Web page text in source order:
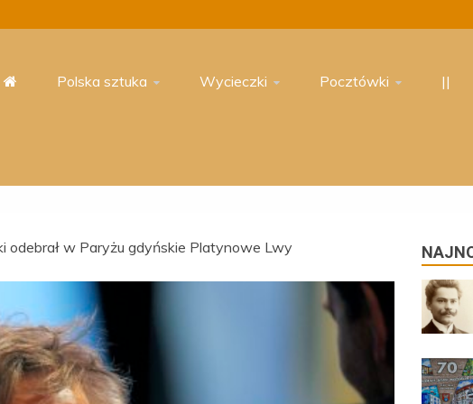
Polska sztuka Wycieczki Pocztówki ||
odebrał w Paryżu gdyńskie Platynowe Lwy